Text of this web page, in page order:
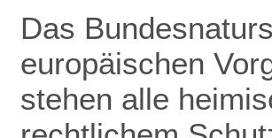
Das
europäischen
stehen alle